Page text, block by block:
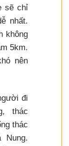
sẽ chỉ
nhất.
không
5km.
nên
đi
thác
thác